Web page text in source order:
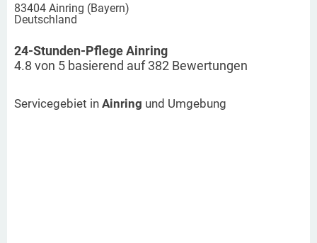
83404 Ainring (Bayern)
Deutschland
24-Stunden-Pflege Ainring
4.8 von 5 basierend auf382 Bewertungen
Servicegebiet in Ainring und Umgebung